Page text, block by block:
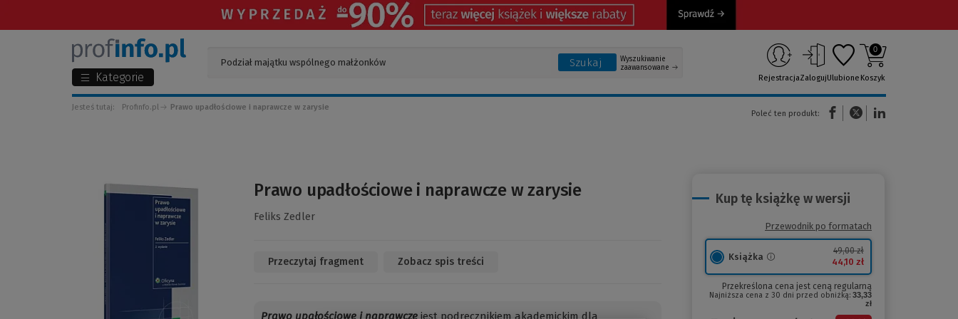
Kategorie
Szukaj
Wyszukiwanie
zaawansowane
RejestracjaZalogujUlubione
0
Koszyk
Jesteś tutaj: Profinfo.pl Prawo upadłościowe i naprawcze w zarysie
Poleć ten produkt:
(Nowe okno)(Link do innej strony)
Prawo upadłościowe i naprawcze w zarysie
Feliks Zedler
Przeczytaj fragment Zobacz spis treści
Prawo upałościowe i naprawczejest podręcznikiem akademickim dla
Kup tę książkę w wersji
Przewodnik po formatach
Książka
49,00 zł
44,10 zł
Przekreślona cena jest ceną regularną
Najniższa cena z 30 dni przed obniżką: 33,33
zł